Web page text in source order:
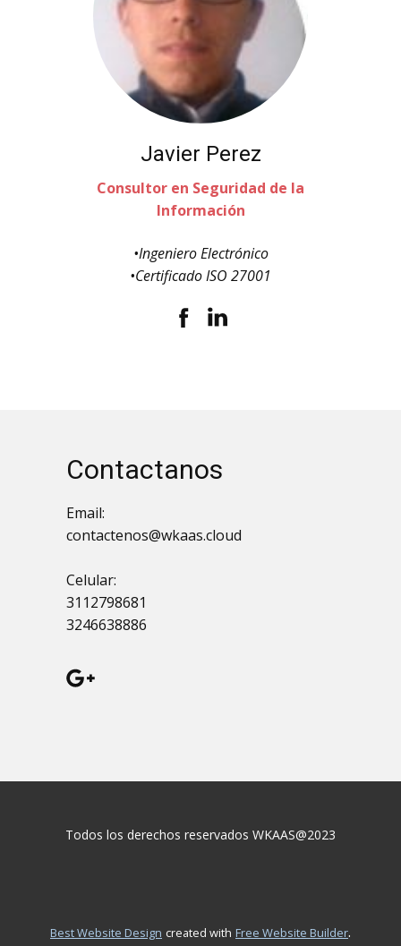
Javier Perez
Consultor en Seguridad de la
Información
•Ingeniero Electrónico
•Certificado ISO 27001
Contactanos
Email:
contactenos@wkaas.cloud
Celular:
3112798681
3246638886
Todos los derechos reservados WKAAS@2023
Best Website Design created with Free Website Builder.